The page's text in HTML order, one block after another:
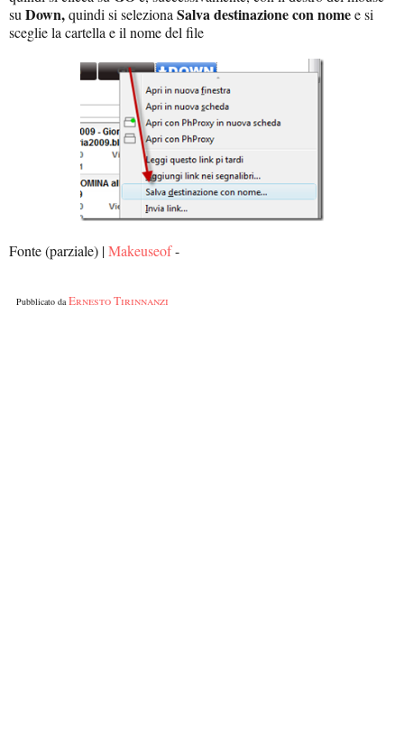
su Down,quindi si seleziona Salva destinazione con nomee si
sceglie la cartella e il nome del file
Fonte (parziale) |Makeuseof-
Pubblicato daErnesto Tirinnanzi